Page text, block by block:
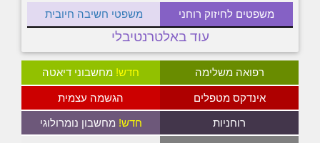
משפטים לחיזוק רוחני משפטי חשיבה חיובית
עוד באלטרנטיבלי
רפואה משלימה חדש! מחשבוני דיאטה
אינדקס מטפלים הגשמה עצמית
רוחניות חדש! מחשבון נומרולוגי